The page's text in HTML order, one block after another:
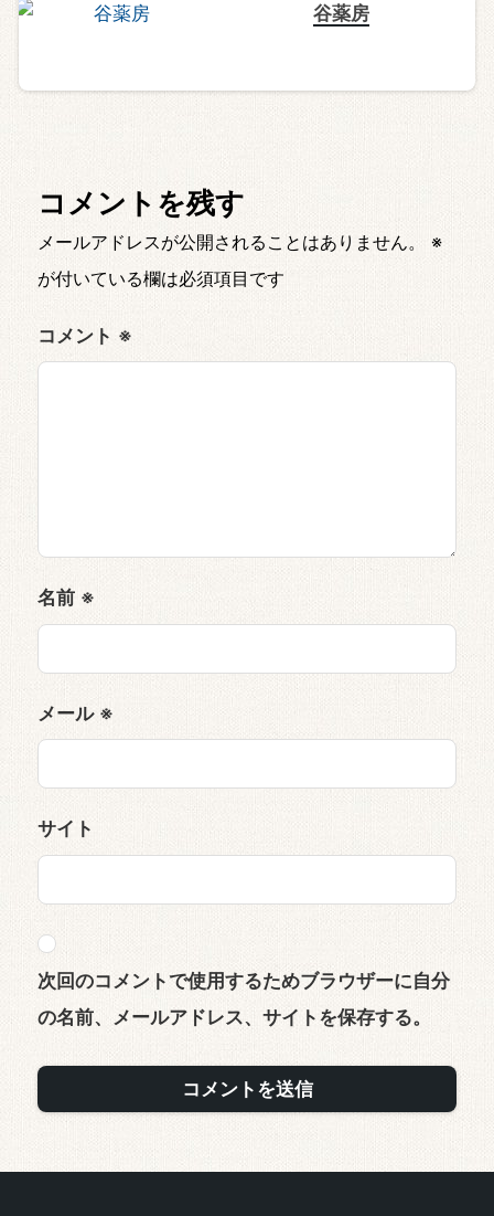
谷薬房
コメントを残す
メールアドレスが公開されることはありません。
※
が付いている欄は必須項目です
コメント ※
名前 ※
メール ※
サイト
次回のコメントで使用するためブラウザーに自分
の名前、メールアドレス、サイトを保存する。